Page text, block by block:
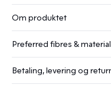
Om produktet
Preferred fibres &
Betaling, levering og